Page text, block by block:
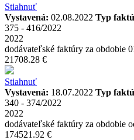
Stiahnuť
Vystavená: 02.08.2022 Typ
375 - 416/2022
2022
dodávateľské faktúry za obdobie
21708.28 €
Stiahnuť
Vystavená: 18.07.2022 Typ
340 - 374/2022
2022
dodávateľské faktúry za obdobie
174521.92 €